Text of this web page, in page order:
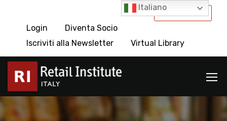
International
Login
Diventa Socio
Iscriviti alla Newsletter
Virtual Library
Italiano